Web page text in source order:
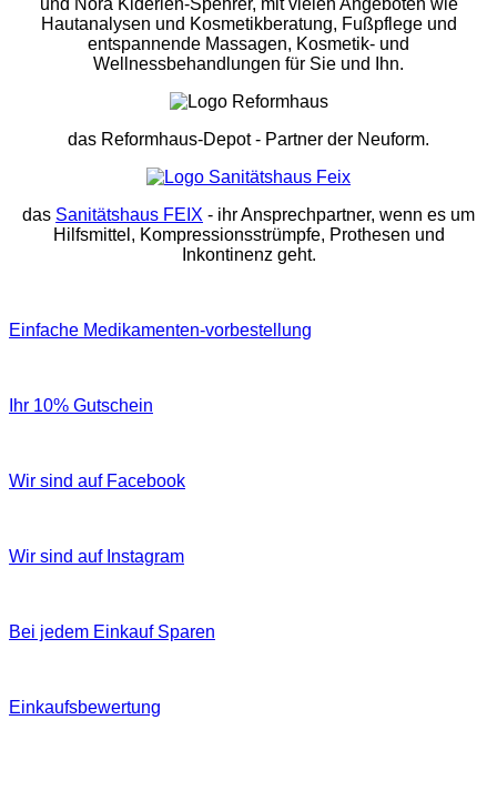
Hautanalysen und Kosmetikberatung, Fußpflege und
entspannende Massagen, Kosmetik- und
Wellnessbehandlungen für Sie und Ihn.
das Reformhaus-Depot- Partner der Neuform.
das Sanitätshaus FEIX - ihr Ansprechpartner, wenn es um
Hilfsmittel, Kompressionsstrümpfe, Prothesen und
Inkontinenz geht.
Einfache Medikamenten-vorbestellung
Ihr 10% Gutschein
Wir sind auf Facebook
Wir sind auf Instagram
Bei jedem Einkauf Sparen
Einkaufsbewertung